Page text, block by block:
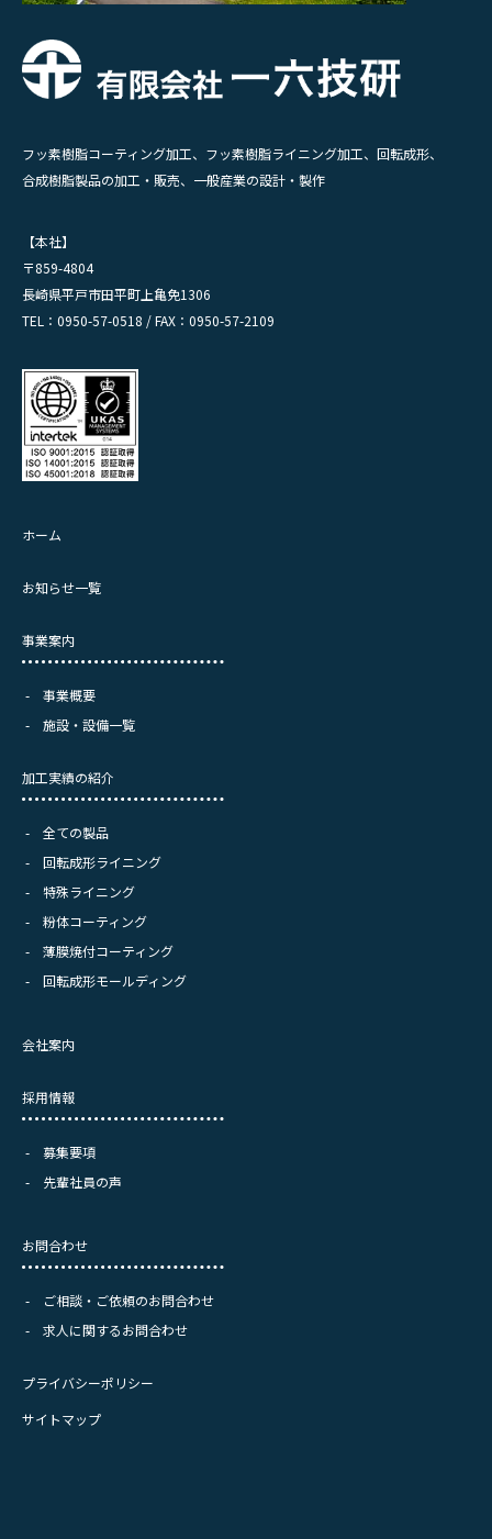
フッ素樹脂コーティング加工、フッ素樹脂ライニング加工、回転成形、
合成樹脂製品の加工・販売、一般産業の設計・製作
【本社】
〒859-4804
長崎県平戸市田平町上亀免1306
TEL：0950-57-0518 / FAX：0950-57-2109
ホーム
お知らせ一覧
事業案内
事業概要
施設・設備一覧
加工実績の紹介
全ての製品
回転成形ライニング
特殊ライニング
粉体コーティング
薄膜焼付コーティング
回転成形モールディング
会社案内
採用情報
募集要項
先輩社員の声
お問合わせ
ご相談・ご依頼のお問合わせ
求人に関するお問合わせ
プライバシーポリシー
サイトマップ